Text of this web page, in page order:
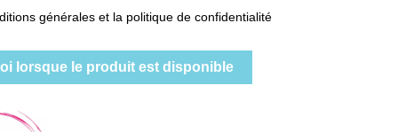
générales et la politique de confidentialité
lorsque le produit est disponible